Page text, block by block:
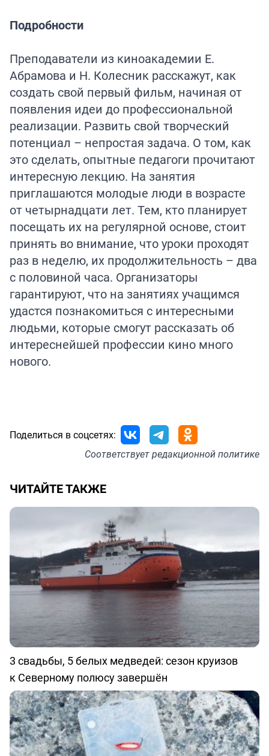
Подробности
Преподаватели из киноакадемии Е.
Абрамова и Н. Колесник расскажут, как
создать свой первый фильм, начиная от
появления идеи до профессиональной
реализации. Развить свой творческий
потенциал – непростая задача. О том, как
это сделать, опытные педагоги прочитают
интересную лекцию. На занятия
приглашаются молодые люди в возрасте
от четырнадцати лет. Тем, кто планирует
посещать их на регулярной основе, стоит
принять во внимание, что уроки проходят
раз в неделю, их продолжительность – два
с половиной часа. Организаторы
гарантируют, что на занятиях учащимся
удастся познакомиться с интересными
людьми, которые смогут рассказать об
интереснейшей профессии кино много
нового.
Поделиться в соцсетях:
Соответствуетредакционной политике
ЧИТАЙТЕ ТАКЖЕ
3 свадьбы, 5 белых медведей: сезон круизов
к Северному полюсу завершён